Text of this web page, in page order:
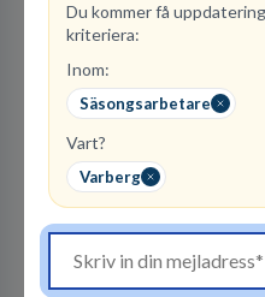
Du kommer få
kriteriera:
Inom:
Säsongsarbetare
Vart?
Varberg
1lediga jobb
särskilde
huvudanläggningen i